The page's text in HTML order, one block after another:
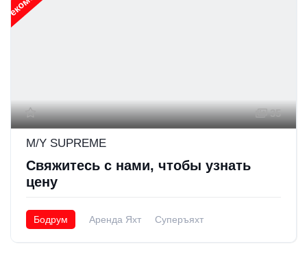
35
M/Y SUPREME
Свяжитесь с нами, чтобы узнать
цену
Бодрум Аренда Яхт Суперъяхт